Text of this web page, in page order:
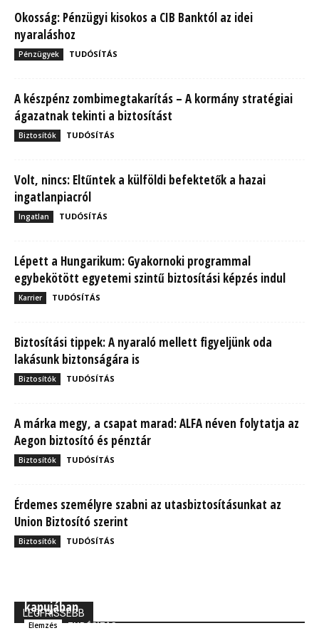
Okosság: Pénzügyi kisokos a CIB Banktól az idei
nyaraláshoz
Pénzügyek TUDÓSÍTÁS
A készpénz zombimegtakarítás – A kormány stratégiai
ágazatnak tekinti a biztosítást
Biztosítók TUDÓSÍTÁS
Volt, nincs: Eltűntek a külföldi befektetők a hazai
ingatlanpiacról
Ingatlan TUDÓSÍTÁS
Lépett a Hungarikum: Gyakornoki programmal
egybekötött egyetemi szintű biztosítási képzés indul
Karrier TUDÓSÍTÁS
Biztosítási tippek: A nyaraló mellett figyeljünk oda
lakásunk biztonságára is
Biztosítók TUDÓSÍTÁS
A márka megy, a csapat marad: ALFA néven folytatja az
Aegon biztosító és pénztár
Biztosítók TUDÓSÍTÁS
Érdemes személyre szabni az utasbiztosításunkat az
Union Biztosító szerint
Biztosítók TUDÓSÍTÁS
LEGFRISSEBB
kapujában
Elemzés TUDÓSÍTÁS